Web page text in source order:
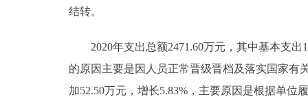
结转。
2020年支出总额2471.60万元，其中基本支出
的原因主要是因人员正常晋级晋档及落实国家有
加52.50万元，增长5.83%，主要原因是根据单